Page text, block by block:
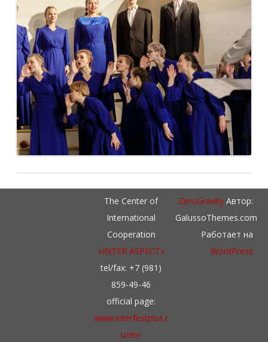
The Center of
International
Cooperation
«INTER ASPECT»
tel/fax: +7 (981)
859-49-46
official page:
www.interfestplus.r
u/en/
ZeroGravityАвтор:
GalussoThemes.com
Работает на
WordPress